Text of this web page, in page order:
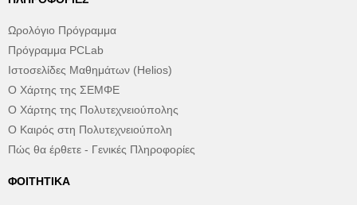
Ωρολόγιο Πρόγραμμα
Πρόγραμμα PCLab
Ιστοσελίδες Μαθημάτων (Helios)
Ο Χάρτης της ΣΕΜΦΕ
Ο Χάρτης της Πολυτεχνειούπολης
Ο Καιρός στη Πολυτεχνειούπολη
Πώς θα έρθετε - Γενικές Πληροφορίες
ΦΟΙΤΗΤΙΚΆ